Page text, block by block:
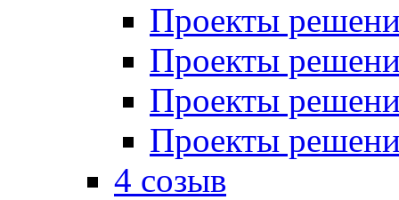
Проекты
Проекты
Проекты
Проекты
4 созыв